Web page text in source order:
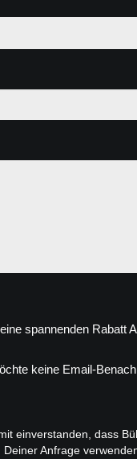
spannenden Rabatt
keine Email-
einverstanden, dass
Anfrage